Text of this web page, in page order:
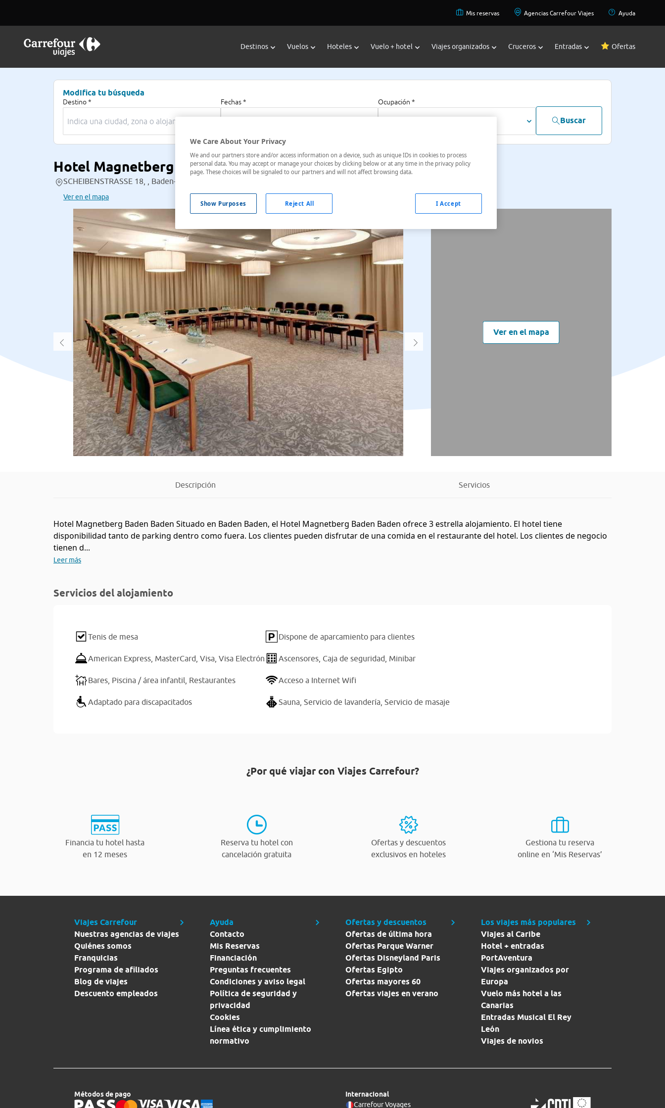
Mis reservas Agencias Carrefour Viajes Ayuda
Destinos Vuelos Hoteles Vuelo + hotel Viajes organizados Cruceros Entradas Ofertas
Modifica tu búsqueda
Destino * Fechas * Ocupación *
Buscar
Hotel Magnetberg Baden Baden
SCHEIBENSTRASSE 18, , Baden-Baden, Baden-Wurtemberg, Alemania
Ver en el mapa
Ver en el mapa
Descripción Servicios
Hotel Magnetberg Baden Baden Situado en Baden Baden, el Hotel Magnetberg Baden Baden ofrece 3 estrella alojamiento. El hotel tiene
disponibilidad tanto de parking dentro como fuera. Los clientes pueden disfrutar de una comida en el restaurante del hotel. Los clientes de negocio
tienen d...
Leer más
Servicios del alojamiento
Tenis de mesa
American Express, MasterCard, Visa, Visa Electrón
Bares, Piscina / área infantil, Restaurantes
Adaptado para discapacitados
Dispone de aparcamiento para clientes
Ascensores, Caja de seguridad, Minibar
Acceso a Internet Wifi
Sauna, Servicio de lavandería, Servicio de masaje
¿Por qué viajar con Viajes Carrefour?
Financia tu hotel hasta
en 12 meses
Reserva tu hotel con
cancelación gratuita
Ofertas y descuentos
exclusivos en hoteles
Gestiona tu reserva
online en ‘Mis Reservas’
Viajes Carrefour
Nuestras agencias de viajes
Quiénes somos
Franquicias
Programa de afiliados
Blog de viajes
Descuento empleados
Ayuda
Contacto
Mis Reservas
Financiación
Preguntas frecuentes
Condiciones y aviso legal
Política de seguridad y
privacidad
Cookies
Línea ética y cumplimiento
normativo
Ofertas y descuentos
Ofertas de última hora
Ofertas Parque Warner
Ofertas Disneyland Paris
Ofertas Egipto
Ofertas mayores 60
Ofertas viajes en verano
Los viajes más populares
Viajes al Caribe
Hotel + entradas
PortAventura
Viajes organizados por
Europa
Vuelo más hotel a las
Canarias
Entradas Musical El Rey
León
Viajes de novios
Métodos de pago
Internacional
Carrefour Voyages
We Care About Your Privacy
We and our partners store and/or access information on a device, such as unique IDs in cookies to process
personal data. You may accept or manage your choices by clicking below or at any time in the privacy policy
page. These choices will be signaled to our partners and will not affect browsing data.
Show Purposes Reject All I Accept